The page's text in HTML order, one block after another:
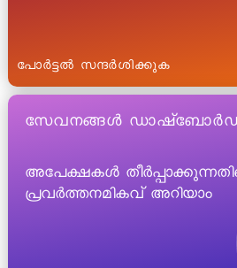
പോർട്ടൽ സന്ദർശിക്കുക
സേവനങ്ങൾ
അപേക്ഷകൾ
പ്രവർത്തനമികവ് അറിയാം